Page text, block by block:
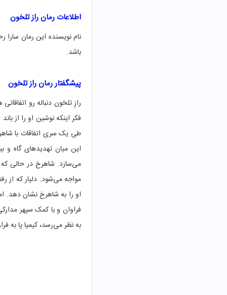
اطلاعات رمان راز تلخون
نام نویسنده این رمان
باشد.
پیشگفتار رمان راز تلخون
رازِ تلخون دنباله رو
فکر اینکه نوشین او را از
طی یک سری اتفاقات با
این میان تهدیدهای گاه
می‌سازد. شاهرخ در حالی
مواجه می‌شود. دلیار که از
او را به شاهرخ نشان دهد.
فراوان و با کمک سپهر
به نظر می‌رسد، کیمیا پا به